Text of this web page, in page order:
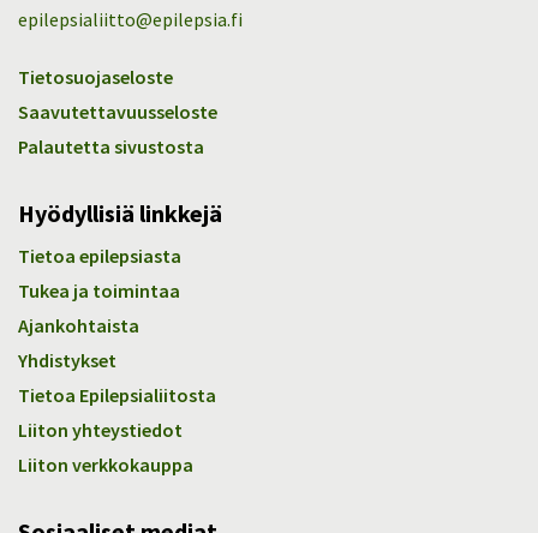
epilepsialiitto@epilepsia.fi
Tietosuojaseloste
Saavutettavuusseloste
Palautetta sivustosta
Hyödyllisiä linkkejä
Tietoa epilepsiasta
Tukea ja toimintaa
Ajankohtaista
Yhdistykset
Tietoa Epilepsialiitosta
Liiton yhteystiedot
Liiton verkkokauppa